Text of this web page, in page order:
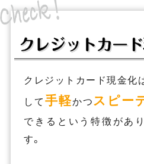
クレジットカード現金化
して手軽かつスピー
できるという特徴があ
す。